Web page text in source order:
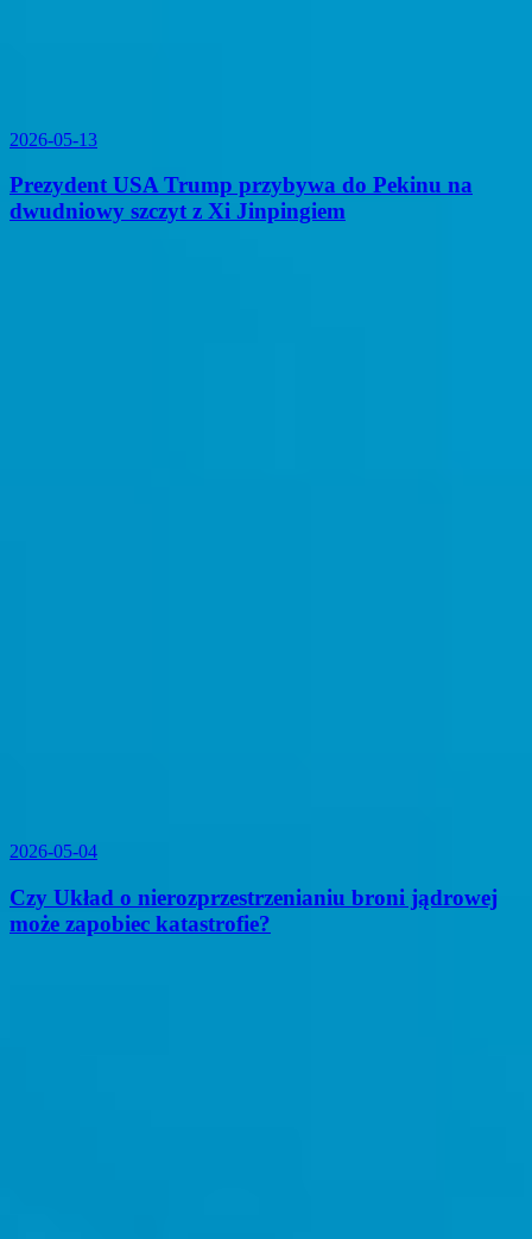
2026-05-13
Prezydent USA Trump przybywa do Pekinu na
dwudniowy szczyt z Xi Jinpingiem
2026-05-04
Czy Układ o nierozprzestrzenianiu broni jądrowej
może zapobiec katastrofie?